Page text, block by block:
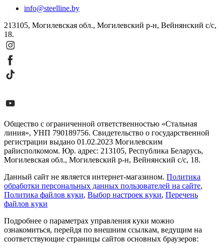
info@steelline.by
213105, Могилевская обл., Могилевский р-н, Вейнянский с/с,
18.
Общество с ограниченной ответственностью «Стальная
линия», УНП 790189756. Свидетельство о государственной
регистрации выдано 01.02.2023 Могилевским
райисполкомом. Юр. адрес: 213105, Республика Беларусь,
Могилевская обл., Могилевский р-н, Вейнянский с/с, 18.
Данный сайт не является интернет-магазином. Политика
обработки персональных данных пользователей на сайте,
Политика файлов куки, Выбор настроек куки, Перечень
файлов куки
Подробнее о параметрах управления куки можно
ознакомиться, перейдя по внешним ссылкам, ведущим на
соответствующие страницы сайтов основных браузеров: